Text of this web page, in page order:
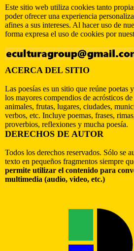
Este sitio web utiliza cookies tanto
poder ofrecer una experiencia
afines a sus intereses. Al hacer uso de
forma expresa el uso de cookies por
ACERCA DEL SITIO
Las poesías es un sitio que reúne poetas
los mayores compendios de acrósticos
animales, frutas, lugares, ciudades,
verbos, etc. Incluye poemas, frases,
proverbios, reflexiones y mucha poesía.
DERECHOS DE AUTOR
Todos los derechos reservados. Sólo se
texto en pequeños fragmentos siempre
permite utilizar el contenido para
multimedia (audio, video, etc.)